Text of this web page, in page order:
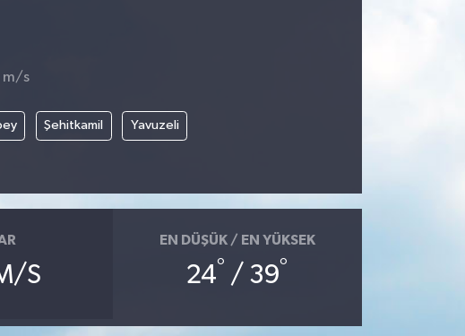
m/s
Şehitkamil Yavuzeli
S
EN DÜŞÜK / EN YÜKSEK
24° / 39°